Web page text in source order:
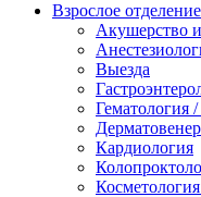
Взрослое отделение
Акушерство
Выезда
Гематология
Кардиология